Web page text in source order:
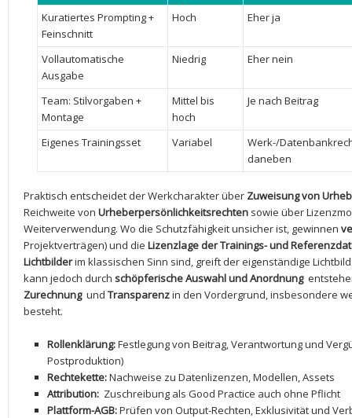
Kuratiertes Prompting +
Feinschnitt
Hoch Eher ja
Vollautomatische
Ausgabe
Niedrig Eher nein
Team: Stilvorgaben +
Montage
Mittel bis
hoch
Je nach Beitrag
Eigenes⁤ Trainingsset Variabel
Werk-/
daneben
Praktisch entscheidet der Werkcharakter über Zuweisung von
Reichweite von⁣ Urheberpersönlichkeitsrechten sowie über
Weiterverwendung. Wo die Schutzfähigkeit unsicher ist, gewinnen
Projektverträgen) und die Lizenzlage der Trainings- und
Lichtbilderim klassischen Sinn ​sind, greift der eigenständige​
kann jedoch durch schöpferische Auswahl und Anordnung
Zurechnung​ und Transparenzin​ den Vordergrund, insbesondere
besteht.
Rollenklärung:Festlegung von Beitrag, ⁤Verantwortung und
Postproduktion)
Rechtekette:⁢Nachweise zu Datenlizenzen, Modellen, ⁢Assets
Attribution: ⁣ Zuschreibung als Good Practice auch ohne Pflicht
Plattform-AGB:​Prüfen von Output-Rechten, Exklusivität und